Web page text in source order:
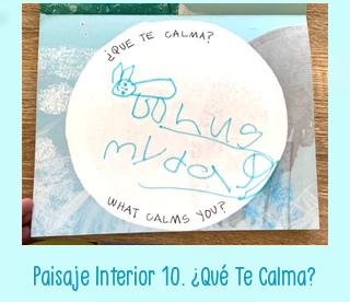
Paisaje Interior 10. ¿Qué Te Calma?